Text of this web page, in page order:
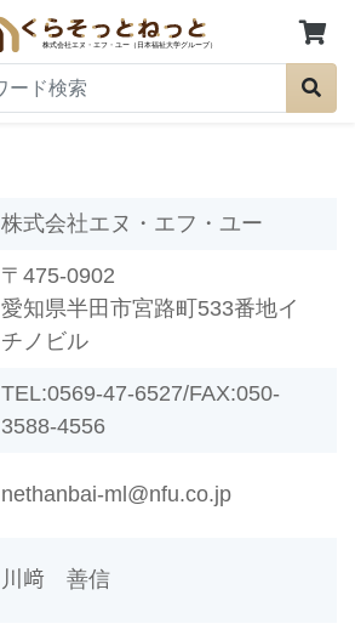
株式会社エヌ・エフ・ユー
〒475-0902
愛知県半田市宮路町533番地イ
チノビル
TEL:0569-47-6527/FAX:050-
3588-4556
nethanbai-ml@nfu.co.jp
川﨑 善信